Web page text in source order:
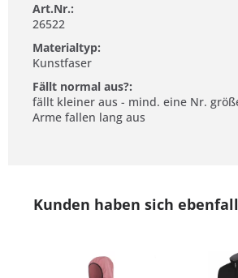
Art.Nr.:
26522
Materialtyp:
Kunstfaser
Fällt normal aus?:
fällt kleiner aus - mind. eine Nr.
Arme fallen lang aus
Kunden haben sich